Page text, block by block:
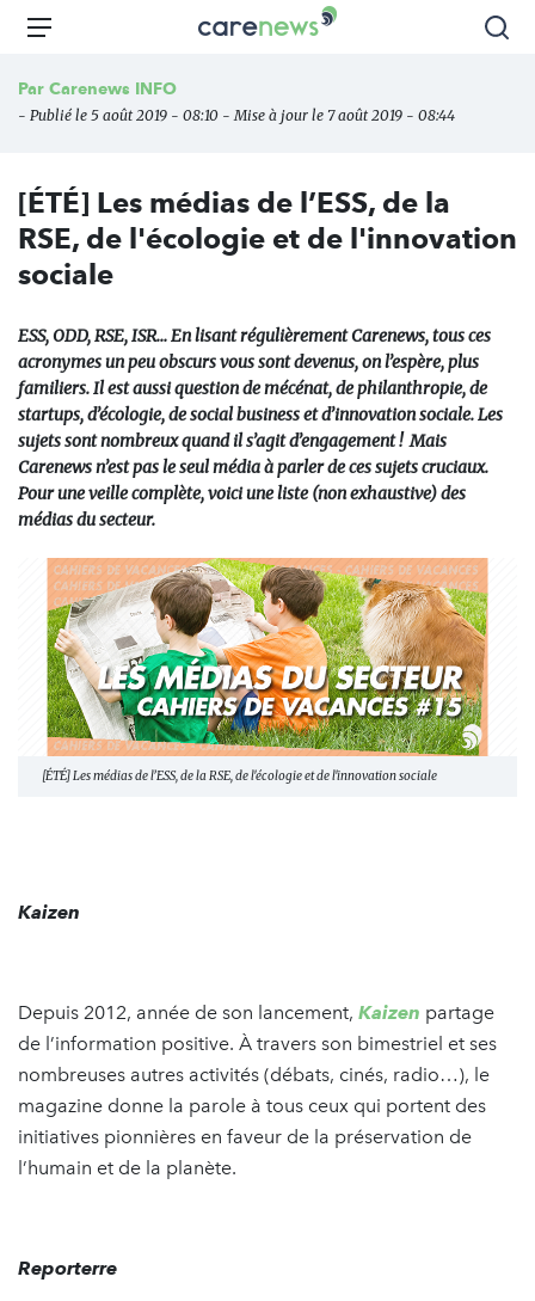
Aller
principal
Carenews,
des
l'engagement
Menu
Par Carenews INFO
- Publié le 5 août 2019 - 08:10 - Mise à jour le 7 août 2019 - 08:44
[ÉTÉ] Les médias de l’ESS, de la
RSE, de l'écologie et de l'innovation
sociale
ESS, ODD, RSE, ISR… En lisant régulièrement Carenews, tous ces
acronymes un peu obscurs vous sont devenus, on l’espère, plus
familiers. Il est aussi question de mécénat, de philanthropie, de
startups, d’écologie, de social business et d’innovation sociale. Les
sujets sont nombreux quand il s’agit d’engagement ! Mais
Carenews n’est pas le seul média à parler de ces sujets cruciaux.
Pour une veille complète, voici une liste (non exhaustive) des
médias du secteur.
[ÉTÉ] Les médias de l’ESS, de la RSE, de l'écologie et de l'innovation sociale
Kaizen
Depuis 2012, année de son lancement, Kaizen partage
de l’information positive. À travers son bimestriel et ses
nombreuses autres activités (débats, cinés, radio…), le
magazine donne la parole à tous ceux qui portent des
initiatives pionnières en faveur de la préservation de
l’humain et de la planète.
Reporterre